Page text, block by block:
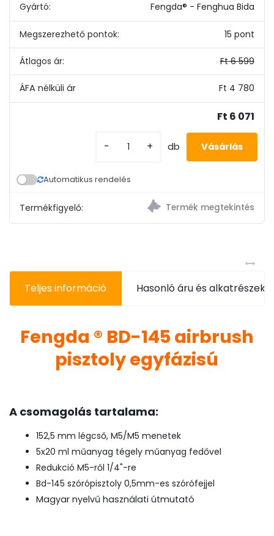
Gyártó: Fengda® - Fenghua Bida
Megszerezhető pontok: 15 pont
Átlagos ár: Ft 6 599
Ft 4 780
Ft 6 071
Termékfigyelő:
- + db
Automatikus rendelés
Teljes információ Hasonló áru és alkatrészek
Fengda ® BD-145 airbrush
pisztoly egyfázisú
A csomagolás tartalama:
152,5 mm légcső, M5/M5 menetek
5x20 ml műanyag tégely műanyag fedővel
Redukció M5-ről 1/4"-re
Bd-145 szórópisztoly 0,5mm-es szórófejjel
Magyar nyelvű használati útmutató